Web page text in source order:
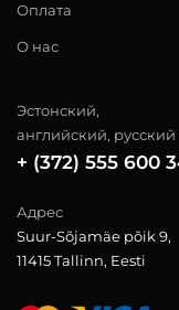
Оплата
О нас
Эстонский,
английский, русский
+ (372) 555 600
Адрес
Suur-Sõjamäe põik 9,
11415 Tallinn, Eesti